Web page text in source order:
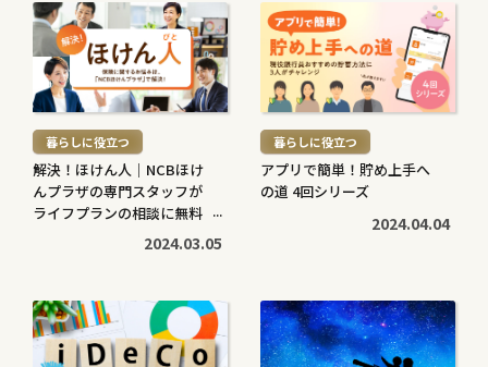
続
き
を
読
む
> 暮らしに役立つ
解決！ほけん人｜NCBほけ
んプラザの専門スタッフが
ライフプランの相談に無料
2024.03.05
続
き
を
読
む
> 暮らしに役立つ
アプリで簡単！貯め上手へ
の道 4回シリーズ
2024.04.04
続
き
続
き